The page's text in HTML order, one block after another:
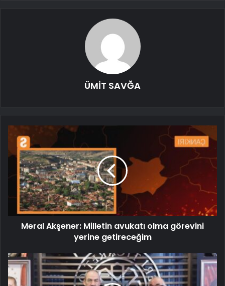
ÜMİT SAVĞA
Meral Akşener: Milletin avukatı olma görevini
yerine getireceğim